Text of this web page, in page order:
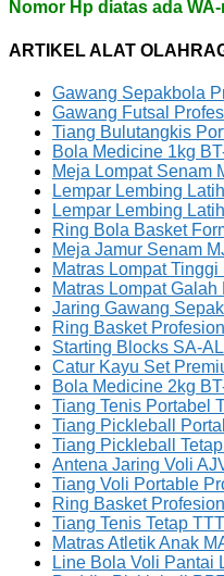
Nomor Hp diatas ada
ARTIKEL ALAT
Gawang Sepakbola
Gawang Futsal
Tiang Bulutangkis
Bola Medicine 1kg
Meja Lompat Senam
Lempar Lembing
Lempar Lembing
Ring Bola Basket
Meja Jamur Senam
Matras Lompat Tinggi
Matras Lompat Galah
Jaring Gawang
Ring Basket
Starting Blocks SA-
Catur Kayu Set
Bola Medicine 2kg
Tiang Tenis Portabel
Tiang Pickleball
Tiang Pickleball
Antena Jaring Voli
Tiang Voli Portable
Ring Basket
Tiang Tenis Tetap
Matras Atletik Anak
Line Bola Voli Pantai